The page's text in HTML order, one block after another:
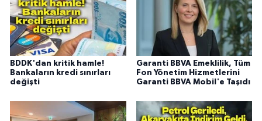
BDDK'dan kritik hamle!
Bankaların kredi sınırları
değişti
Garanti BBVA Emeklilik, Tüm
Fon Yönetim Hizmetlerini
Garanti BBVA Mobil'e Taşıdı